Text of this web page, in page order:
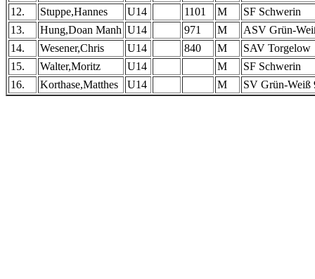
12.
Stuppe,Hannes U14 1101 M
SF Schwerin
13.
Hung,Doan Manh U14 971 M
ASV Grün-
14.
Wesener,Chris U14 840 M
SAV Torgelow
15.
Walter,Moritz U14 M
SF Schwerin
16.
Korthase,Matthes U14 M SV Grün-Weiß